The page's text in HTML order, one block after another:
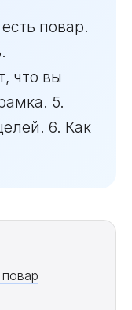
повар.
что вы
5.
6. Как